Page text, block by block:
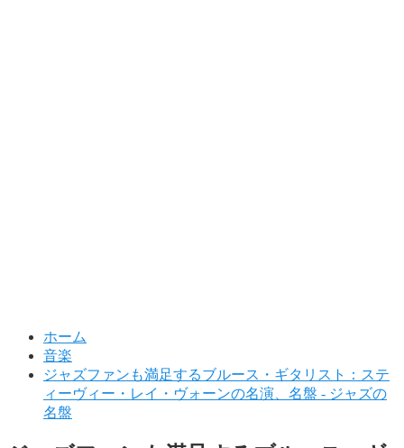
ホーム
音楽
ジャズファンも満足するブルース・ギタリスト：ステ
ィーヴィー・レイ・ヴォーンの名演、名盤 - ジャズの
名盤